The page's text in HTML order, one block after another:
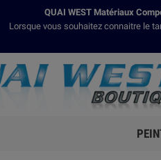
QUAI WEST Matériaux
Lorsque vous souhaitez connaitre le